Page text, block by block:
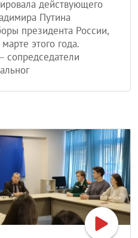
действующего
Путина
президента России,
этого года.
сопредседатели